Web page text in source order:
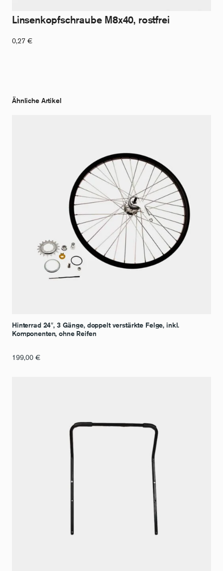
Linsenkopfschraube M8x40, rostfrei
0,27 €
Ähnliche Artikel
Hinterrad 24″, 3 Gänge, doppelt verstärkte Felge, inkl.
Komponenten, ohne Reifen
199,00 €